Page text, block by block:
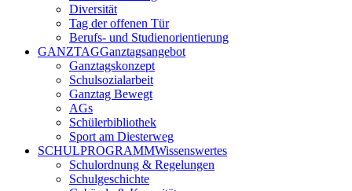
Diversität
Tag der offenen Tür
Berufs- und Studienorientierung
GANZTAGGanztagsangebot
Ganztagskonzept
Schulsozialarbeit
Ganztag Bewegt
AGs
Schülerbibliothek
Sport am Diesterweg
SCHULPROGRAMMWissenswertes
Schulordnung & Regelungen
Schulgeschichte